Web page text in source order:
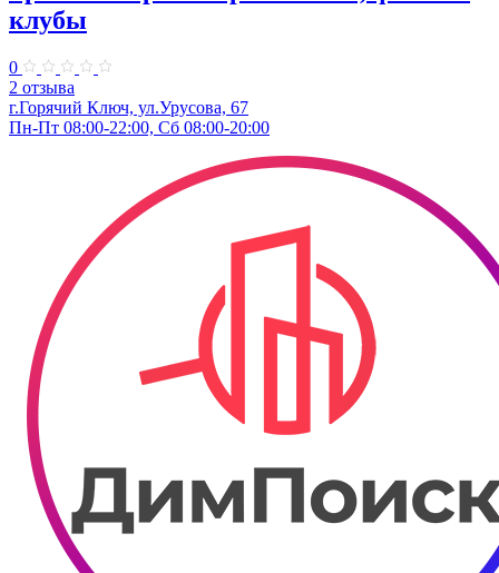
клубы
0
2 отзыва
г.Горячий Ключ, ул.Урусова, 67
Пн-Пт 08:00-22:00, Сб 08:00-20:00